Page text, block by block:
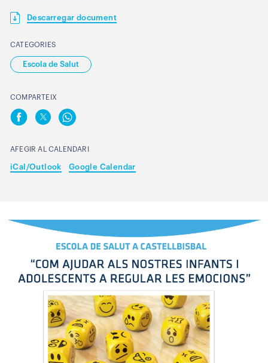
Descarregar document
CATEGORIES
Escola de Salut
COMPARTEIX
AFEGIR AL CALENDARI
iCal/Outlook Google Calendar